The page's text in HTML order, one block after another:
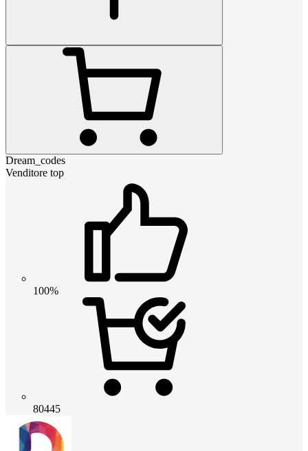
Dream_codes
Venditore top
100%
80445